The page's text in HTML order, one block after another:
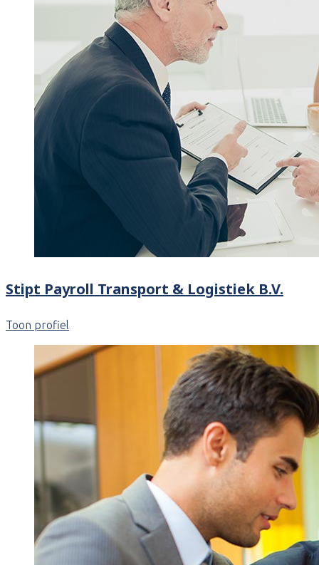
Stipt Payroll Transport & Logistiek B.V.
Toon profiel